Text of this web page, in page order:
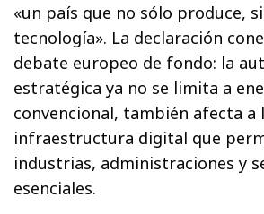
«un país que no sólo produce,
tecnología». La declaración
debate europeo de fondo: la
estratégica ya no se limita a
convencional, también afecta a
infraestructura digital que
industrias, administraciones y
esenciales.